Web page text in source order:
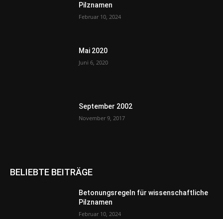
Pilznamen
Februar 10, 2024
Mai 2020
Juni 6, 2020
September 2002
November 9, 2017
BELIEBTE BEITRÄGE
Betonungsregeln für wissenschaftliche
Pilznamen
Februar 10, 2024